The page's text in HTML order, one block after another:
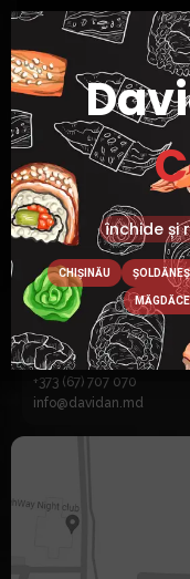
120,00 MDL
ADAUGĂ ÎN COȘ
+373 (67) 707 070
info@davidan.md
închide și
CHIȘINĂU